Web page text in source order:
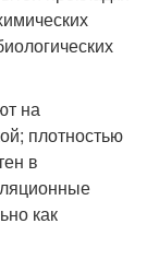
на
плотностью
в
как